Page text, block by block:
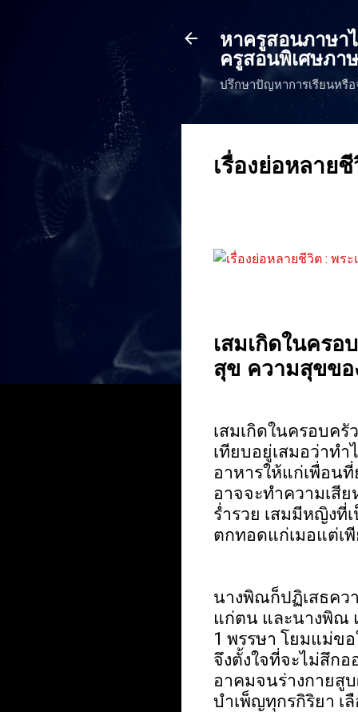
หาครูสอนภาษา
ครูสอนพิเศษภา
ปรึกษาปัญหาการเรียนหรือ
เรื่องย่อหลาย
เสมเกิดในครอ
สุข ความสุขขอ
เสมเกิดในครอบค
เทียบอยู่เสมอว่าท
อาหารให้แก่เพื่อน
อาจจะทำความเสี
ร่ำรวย เสมมีหญิง
ตกทอดแก่เมอแต่เ
นางพิณก็ปฏิเสธคว
แก่ตน และนางพิณ
1 พรรษา โยมแม่ข
จึงตั้งใจที่จะไม่สึก
อาคมจนร่างกายสู
บำเพ็ญทุกรกิริยา เ